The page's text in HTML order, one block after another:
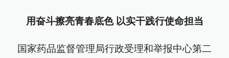
用奋斗擦亮青春底色 以实干践行使命担当
国家药品监督管理局行政受理和举报中心第二